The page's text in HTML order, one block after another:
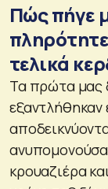
Πώς πήγε
τελικά
Τα πρώτα μας
εξαντλήθηκαν
κρουαζιέρα